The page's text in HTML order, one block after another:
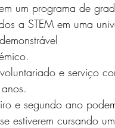
um programa de
a STEM em uma
e serviço
e segundo ano
estiverem cursando